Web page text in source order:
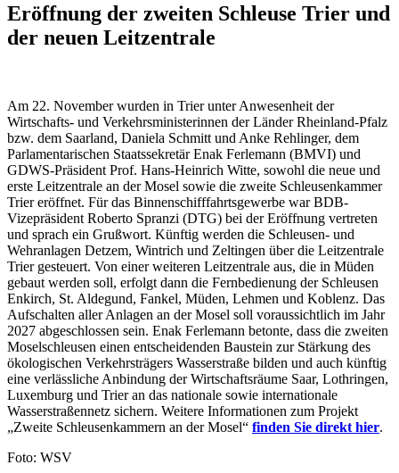
Eröffnung der zweiten Schleuse Trier und
der neuen Leitzentrale
Am 22. November wurden in Trier unter Anwesenheit der
Wirtschafts- und Verkehrsministerinnen der Länder Rheinland-Pfalz
bzw. dem Saarland, Daniela Schmitt und Anke Rehlinger, dem
Parlamentarischen Staatssekretär Enak Ferlemann (BMVI) und
GDWS-Präsident Prof. Hans-Heinrich Witte, sowohl die neue und
erste Leitzentrale an der Mosel sowie die zweite Schleusenkammer
Trier eröffnet. Für das Binnenschifffahrtsgewerbe war BDB-
Vizepräsident Roberto Spranzi (DTG) bei der Eröffnung vertreten
und sprach ein Grußwort. Künftig werden die Schleusen- und
Wehranlagen Detzem, Wintrich und Zeltingen über die Leitzentrale
Trier gesteuert. Von einer weiteren Leitzentrale aus, die in Müden
gebaut werden soll, erfolgt dann die Fernbedienung der Schleusen
Enkirch, St. Aldegund, Fankel, Müden, Lehmen und Koblenz. Das
Aufschalten aller Anlagen an der Mosel soll voraussichtlich im Jahr
2027 abgeschlossen sein. Enak Ferlemann betonte, dass die zweiten
Moselschleusen einen entscheidenden Baustein zur Stärkung des
ökologischen Verkehrsträgers Wasserstraße bilden und auch künftig
eine verlässliche Anbindung der Wirtschaftsräume Saar, Lothringen,
Luxemburg und Trier an das nationale sowie internationale
Wasserstraßennetz sichern. Weitere Informationen zum Projekt
„Zweite Schleusenkammern an der Mosel“ finden Sie direkt hier.
Foto: WSV